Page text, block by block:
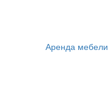
Аренда мебели